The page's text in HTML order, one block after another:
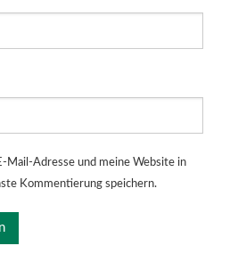
Mail-Adresse und meine Website in
Kommentierung speichern.